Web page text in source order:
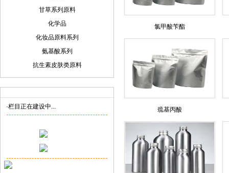
甘草系列原料
化学品
化妆品原料系列
氨基酸系列
抗生素皮肤类原料
·栏目正在建设中...
氯甲酸苄酯
巯基丙酸